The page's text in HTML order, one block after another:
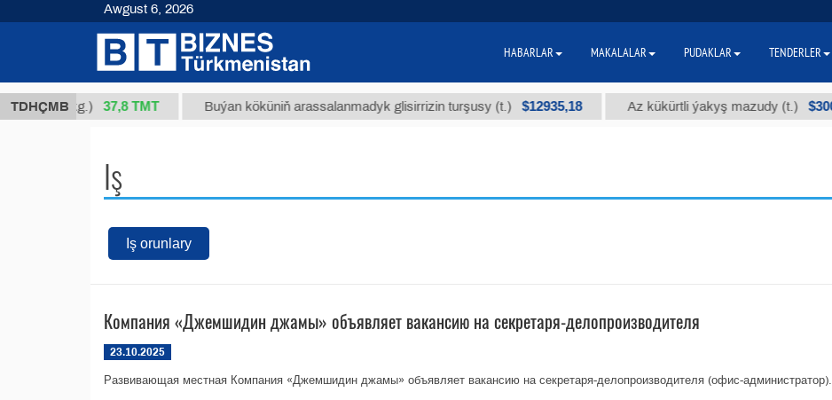
TDHÇMB
34/1 (kg.) 37,8 ТМТ Buýan köküniň arassalanmadyk glisirrizin turşusy (t.) $12935,18 Az kükürtli ýakyş mazudy (t.) $300
Iş
Iş orunlary
Компания «Джемшидин джамы» объявляет вакансию на секретаря-делопроизводителя
23.10.2025
Развивающая местная Компания «Джемшидин джамы» объявляет вакансию на секретаря-делопроизводителя (офис-администратор).
Awgust 6, 2026
HABARLAR MAKALALAR PUDAKLAR TENDERLER